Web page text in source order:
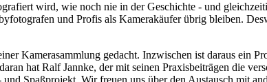
wird, wie noch nie in der Geschichte - und
und Profis als Kamerakäufer übrig bleiben.
Kamerasammlung gedacht. Inzwischen ist daraus ein
hat Ralf Jannke, der mit seinen Praxisbeiträgen die
Spaßprojekt. Wir freuen uns über den Austausch mit